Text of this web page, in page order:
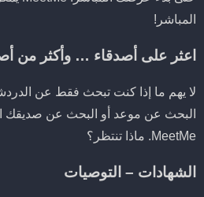
المباشر!
اعثر على أصدقاء … وأكثر من
لا يهم ما إذا كنت تبحث فقط عن
البحث عن موعد أو البحث عن صديقك
MeetMe. ماذا تنتظر؟
الشهادات – التوصيات